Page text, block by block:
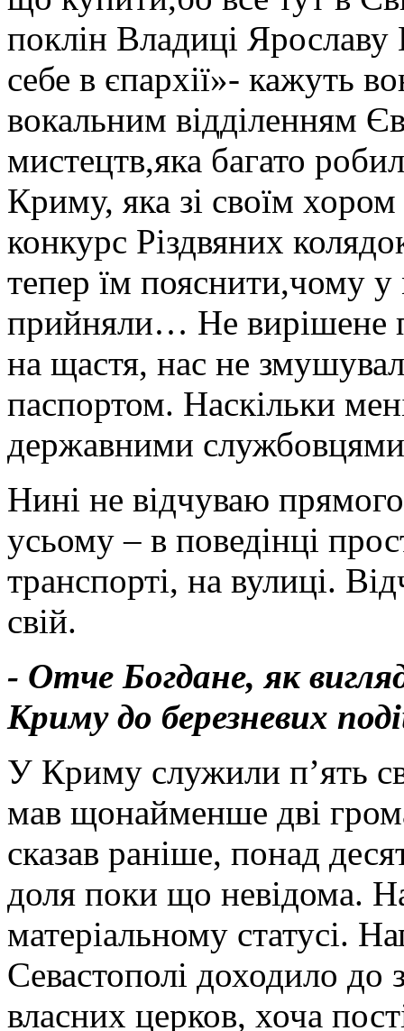
поклін Владиці
себе в єпархії»- кажуть
вокальним відділенням
мистецтв,яка багато
Криму, яка зі своїм
конкурс Різдвяних
тепер їм пояснити,чому у
прийняли… Не вирішене
на щастя, нас не
паспортом. Наскільки
державними
Нині не відчуваю
усьому – в поведінці
транспорті, на вулиці.
свій.
- Отче Богдане, як
Криму до березневих
У Криму служили п’ять
мав щонайменше дві
сказав раніше, понад
доля поки що невідома.
матеріальному статусі.
Севастополі доходило до
власних церков, хоча